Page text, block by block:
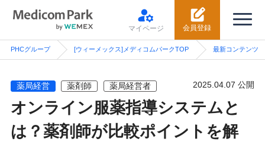
会員登録
マイページ
PHCグループ [ウィーメックス]メディコムパークTOP 最新コンテンツ
薬局経営 薬剤師 薬局経営者 2025.04.07 公開
オンライン服薬指導システムと
は？薬剤師が比較ポイントを解